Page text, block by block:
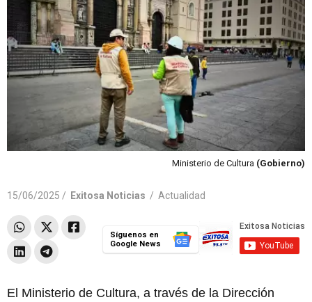
Ministerio de Cultura (Gobierno)
15/06/2025 / Exitosa Noticias / Actualidad
Síguenos en
Google News
El Ministerio de Cultura, a través de la Dirección